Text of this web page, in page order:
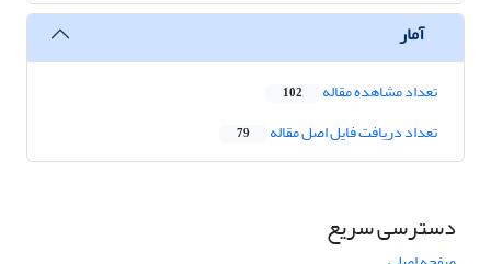
آمار
تعداد مشاهده مقاله 102
تعداد دریافت فایل اصل مقاله 79
دسترسی سریع